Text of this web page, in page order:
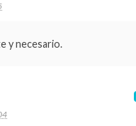
y necesario.